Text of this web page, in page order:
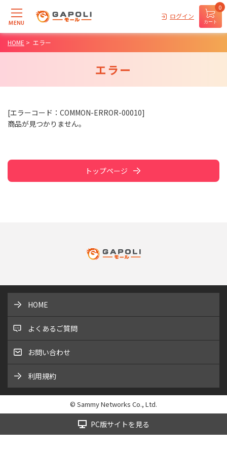
MENU
ログイン
カート
0
HOME > エラー
エラー
[エラーコード：COMMON-ERROR-00010]
商品が見つかりません。
トップページ
HOME
よくあるご質問
お問い合わせ
利用規約
© Sammy Networks Co., Ltd.
PC版サイトを見る